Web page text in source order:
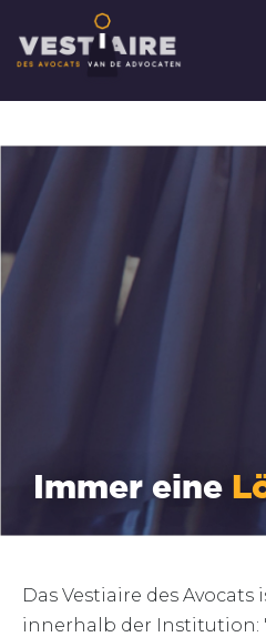
Immer eine
Das Vestiaire des
innerhalb der Institution: